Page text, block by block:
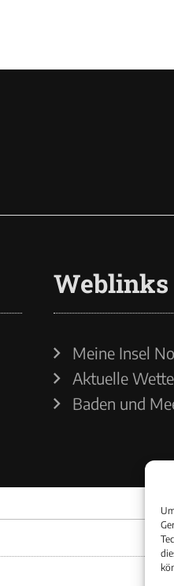
Weblinks
Meine Insel
Aktuelle
Baden und